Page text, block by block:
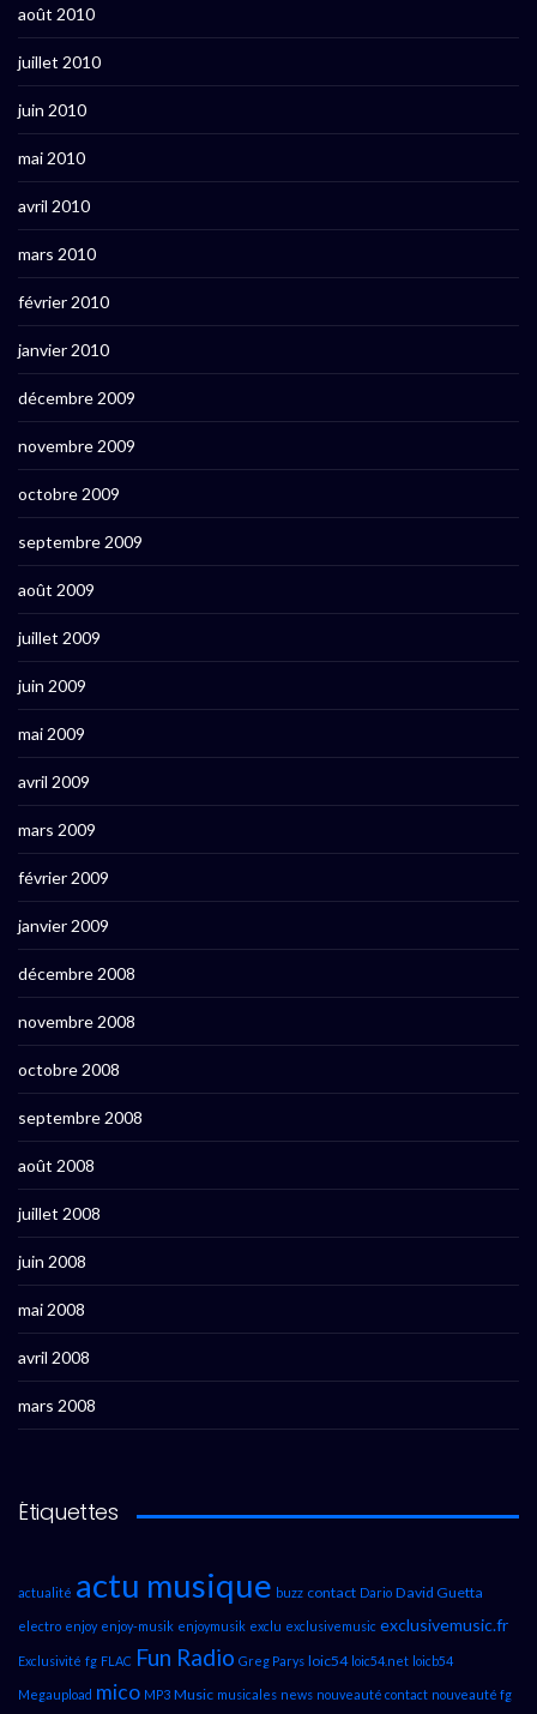
août 2010
juillet 2010
juin 2010
mai 2010
avril 2010
mars 2010
février 2010
janvier 2010
décembre 2009
novembre 2009
octobre 2009
septembre 2009
août 2009
juillet 2009
juin 2009
mai 2009
avril 2009
mars 2009
février 2009
janvier 2009
décembre 2008
novembre 2008
octobre 2008
septembre 2008
août 2008
juillet 2008
juin 2008
mai 2008
avril 2008
mars 2008
Étiquettes
actualité actu musique buzz contact Dario David Guetta
electro enjoy enjoy-musik enjoymusik exclu exclusivemusic exclusivemusic.fr
Exclusivité fg FLAC Fun Radio Greg Parys loic54 loic54.net loicb54
Megaupload mico MP3 Music musicales news nouveauté contact nouveauté fg